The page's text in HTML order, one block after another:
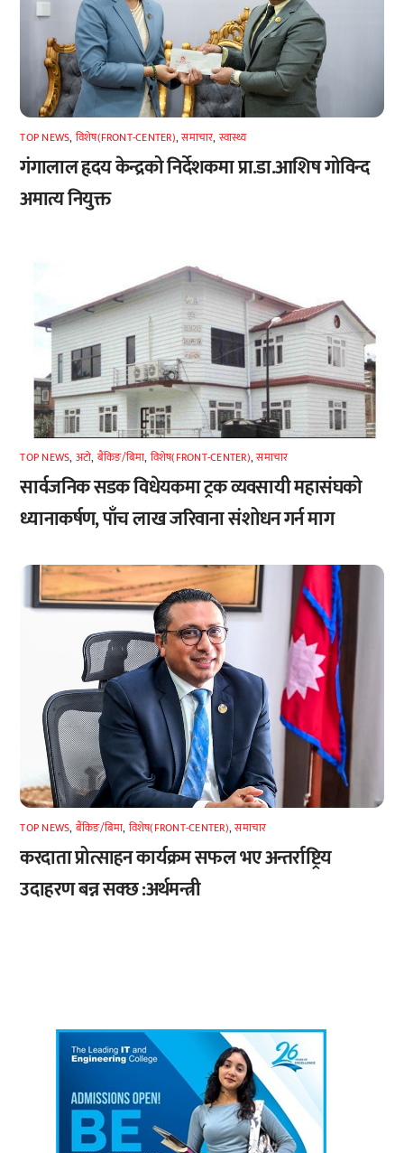
TOP NEWS, विशेष(FRONT-CENTER),समाचार, स्वास्थ्य
गंगालाल हृदय केन्द्रको निर्देशकमा प्रा.डा.आशिष गोविन्द
अमात्य नियुक्त
TOP NEWS, अटाे, बैंकिङ/बिमा, विशेष(FRONT-CENTER),समाचार
सार्वजनिक सडक विधेयकमा ट्रक व्यवसायी महासंघको
ध्यानाकर्षण, पाँच लाख जरिवाना संशोधन गर्न माग
TOP NEWS, बैंकिङ/बिमा, विशेष(FRONT-CENTER),समाचार
करदाता प्रोत्साहन कार्यक्रम सफल भए अन्तर्राष्ट्रिय
उदाहरण बन्न सक्छ :अर्थमन्त्री